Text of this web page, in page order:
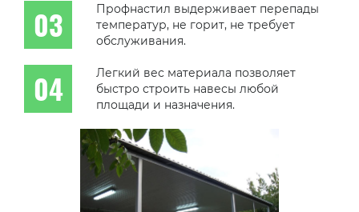
Профнастил выдерживает перепады
температур, не горит, не требует
обслуживания.
Легкий вес материала позволяет
быстро строить навесы любой
площади и назначения.